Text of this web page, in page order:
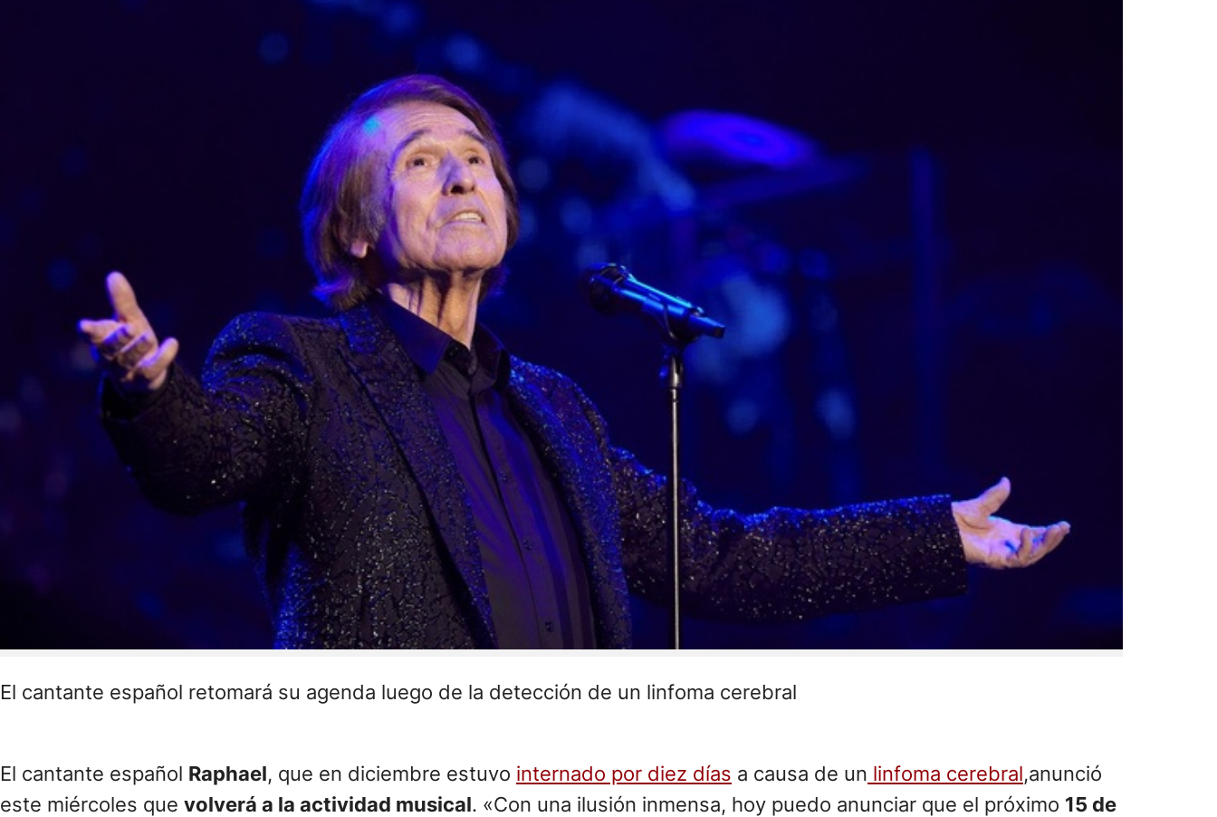
El cantante español retomará su agenda luego de la detección de un linfoma cerebral
El cantante español Raphael, que en diciembre estuvo internado por diez días a causa de un linfoma cerebral,anunció
este miércoles que volverá a la actividad musical. «Con una ilusión inmensa, hoy puedo anunciar que el próximo 15 de